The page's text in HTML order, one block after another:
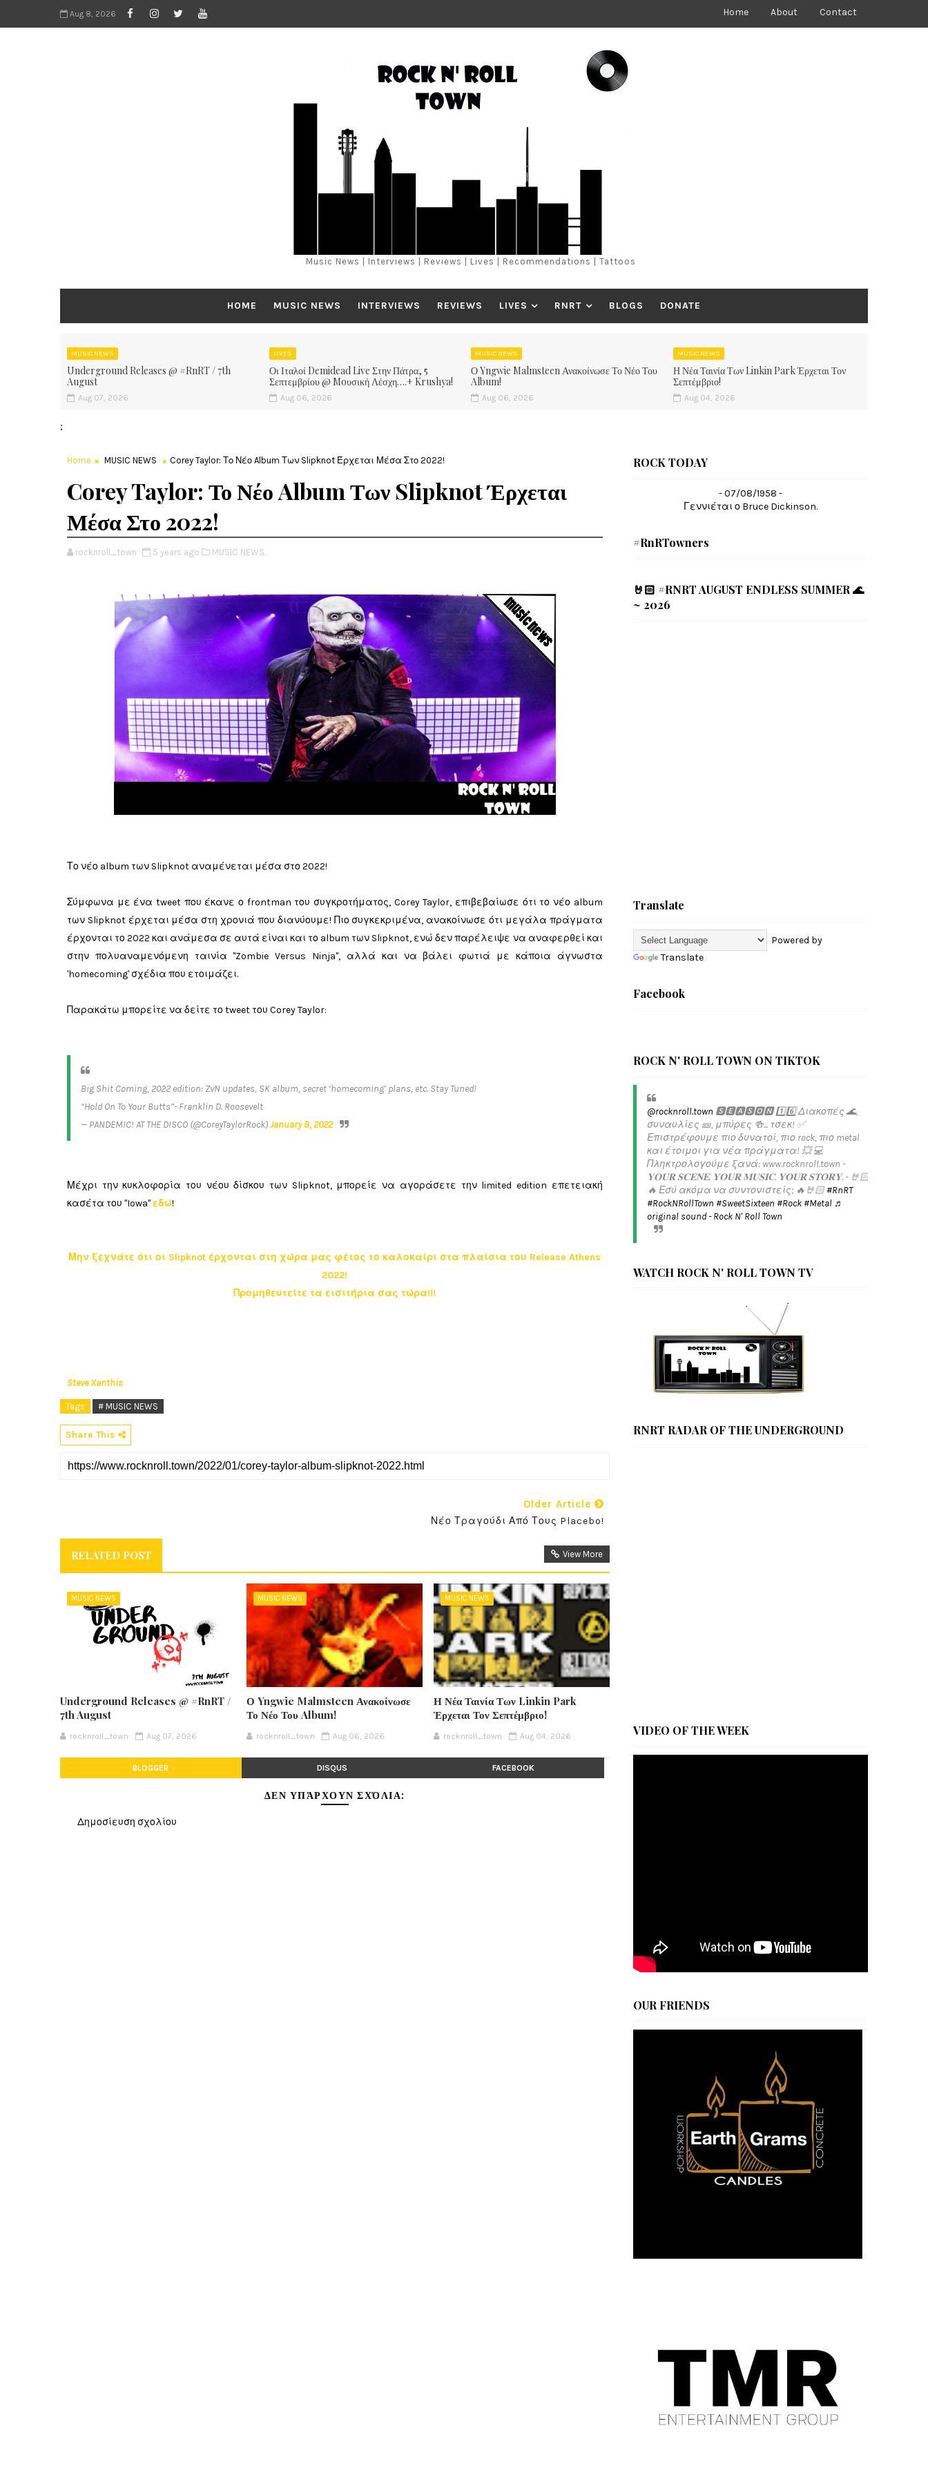
Aug 8, 2026 Home About Contact
Music News | Interviews | Reviews | Lives | Recommendations | Tattoos
HOME MUSIC NEWS INTERVIEWS REVIEWS LIVES RNRT BLOGS DONATE
MUSIC NEWS
Underground Releases @ #RnRT / 7th
August
Aug 07, 2026
LIVES
Οι Ιταλοί Demidead Live Στην Πάτρα, 5
Σεπτεμβρίου @ Moυσική Λέσχη….+ Krushya!
Aug 06, 2026
MUSIC NEWS
Ο Yngwie Malmsteen Ανακοίνωσε Το Νέο Του
Album!
Aug 06, 2026
MUSIC NEWS
Η Νέα Ταινία Των Linkin Park Έρχεται Τον
Σεπτέμβριο!
Aug 04, 2026
;
Home MUSIC NEWS Corey Taylor: Το Νέο Album Των Slipknot Έρχεται Μέσα Στο 2022!
Corey Taylor: Το Νέο Album Των Slipknot Έρχεται
Μέσα Στο 2022!
rocknroll_town 5 years ago MUSIC NEWS,
Το νέο album των Slipknot αναμένεται μέσα στο 2022!
Σύμφωνα με ένα tweet που έκανε ο frontman του συγκροτήματος, Corey Taylor, επιβεβαίωσε ότι το νέο album
των Slipknot έρχεται μέσα στη χρονιά που διανύουμε! Πιο συγκεκριμένα, ανακοίνωσε ότι μεγάλα πράγματα
έρχονται το 2022 και ανάμεσα σε αυτά είναι και το album των Slipknot, ενώ δεν παρέλειψε να αναφερθεί και
στην πολυαναμενόμενη ταινία "Zombie Versus Ninja", αλλά και να βάλει φωτιά με κάποια άγνωστα
'homecoming' σχέδια που ετοιμάζει.
Παρακάτω μπορείτε να δείτε το tweet του Corey Taylor:
Big Shit Coming, 2022 edition: ZvN updates, SK album, secret ‘homecoming’ plans, etc. Stay Tuned!
“Hold On To Your Butts”- Franklin D. Roosevelt
— PANDEMIC! AT THE DISCO (@CoreyTaylorRock)January 8, 2022
Μέχρι την κυκλοφορία του νέου δίσκου των Slipknot, μπορείε να αγοράσετε την limited edition επετειακή
κασέτα του "Iowa"εδώ!
Μην ξεχνάτε ότι οι Slipknot έρχονται στη χώρα μας φέτος το καλοκαίρι στα πλαίσια του Release Athens
2022!
Προμηθευτείτε τα εισιτήρια σας τώρα!!!
Steve Xanthis
Tags # MUSIC NEWS
Share This
Older Article
Νέο Τραγούδι Από Τους Placebo!
RELATED POST View More
MUSIC NEWS
Underground Releases @ #RnRT /
7th August
rocknroll_town Aug 07, 2026
MUSIC NEWS
Ο Yngwie Malmsteen Ανακοίνωσε
Το Νέο Του Album!
rocknroll_town Aug 06, 2026
MUSIC NEWS
Η Νέα Ταινία Των Linkin Park
Έρχεται Τον Σεπτέμβριο!
rocknroll_town Aug 04, 2026
BLOGGER DISQUS FACEBOOK
ΔΕΝ ΥΠΆΡΧΟΥΝ ΣΧΌΛΙΑ:
Δημοσίευση σχολίου
ROCK TODAY
- 07/08/1958 -
Γεννιέται ο Bruce Dickinson.
#RnRTowners
🤘🏻 #RNRT AUGUST ENDLESS SUMMER 🌊
~ 2026
Translate
Powered by
Translate
Facebook
ROCK N' ROLL TOWN ON TIKTOK
@rocknroll.town 🆂🅴🅰🆂🅾🅽 1️⃣6️⃣ Διακοπές 🌊,
συναυλίες 🎫, μπύρες 🍻... τσεκ! ✅️
Επιστρέφουμε πιο δυνατοί, πιο rock, πιο metal
και έτοιμοι για νέα πράγματα! 💥 💻
Πληκτρολογούμε ξανά: www.rocknroll.town -
𝐘𝐎𝐔𝐑 𝐒𝐂𝐄𝐍𝐄. 𝐘𝐎𝐔𝐑 𝐌𝐔𝐒𝐈𝐂. 𝐘𝐎𝐔𝐑 𝐒𝐓𝐎𝐑𝐘. - 🤘🏻
🔥 Εσύ ακόμα να συντονιστείς; 🔥🤘🏻#RnRT
#RockNRollTown #SweetSixteen #Rock #Metal ♬
original sound - Rock N' Roll Town
WATCH ROCK N' ROLL TOWN TV
RNRT RADAR OF THE UNDERGROUND
VIDEO OF THE WEEK
OUR FRIENDS